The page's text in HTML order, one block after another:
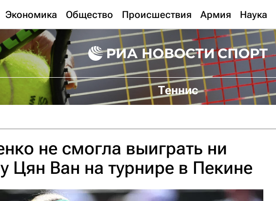
Экономика Общество Происшествия Армия Наука
Теннис
не смогла выиграть ни
Цян Ван на турнире в Пекине